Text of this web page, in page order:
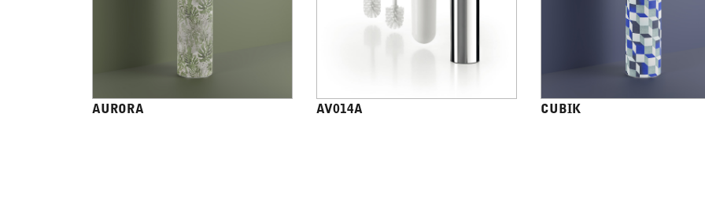
AURORA AV014A CUBIK